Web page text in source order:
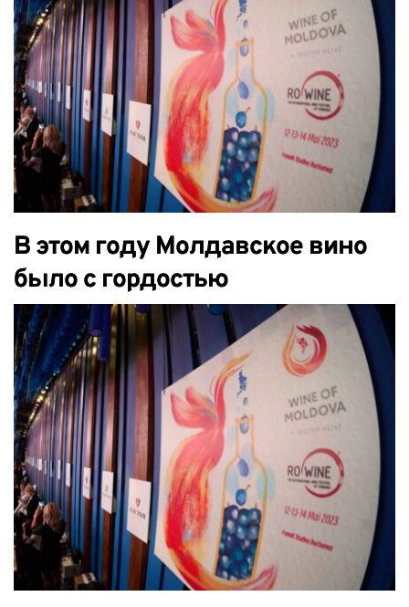
В этом году Молдавское вино
было с гордостью
представлено рекордным
количеством 40 виноделен, в
том числе 15 мелких
производителей, на RO Wine —
Международном фестивале
вина в Румынии